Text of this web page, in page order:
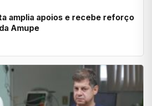
amplia apoios e recebe reforço
Amupe